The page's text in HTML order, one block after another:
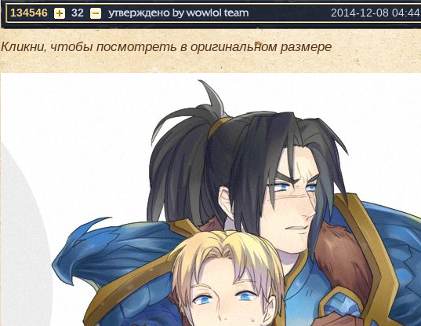
134546 32 2014-12-08 04:44
Кликни, чтобы посмотреть в оригинальном размере